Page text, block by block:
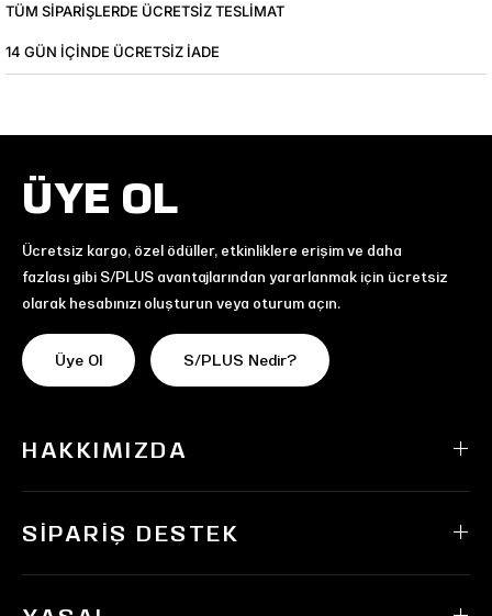
TÜM SIPARIŞLERDE ÜCRETSIZ TESLIMAT
14 GÜN IÇINDE ÜCRETSIZ IADE
ÜYE OL
Ücretsiz kargo, özel ödüller, etkinliklere erişim ve daha
fazlası gibi S/PLUS avantajlarından yararlanmak için ücretsiz
olarak hesabınızı oluşturun veya oturum açın.
Üye Ol S/PLUS Nedir?
HAKKIMIZDA
SIPARIŞ DESTEK